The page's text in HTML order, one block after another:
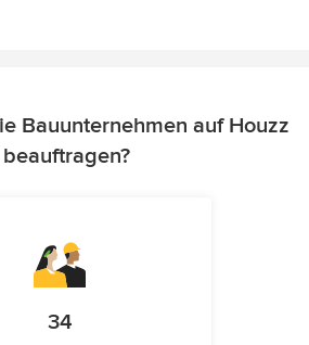
Bauunternehmen auf Houzz
beauftragen?
34